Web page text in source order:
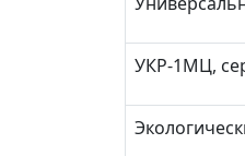
УКР-1МЦ,